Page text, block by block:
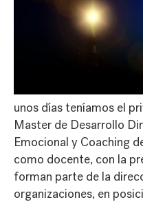
unos días teníamos el
Master de Desarrollo
Emocional y Coaching
como docente, con la
forman parte de la
organizaciones, en